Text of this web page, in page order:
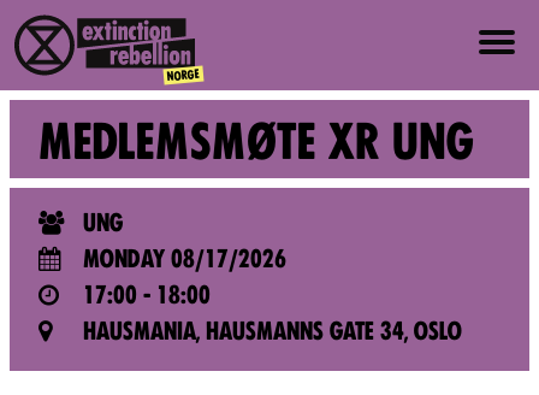
ABOUT US
ABOUT XR NORWAY
VALUES AND PRINCIPLES
JOIN
NEWS
MEDLEMSMØTE XR UNG
UNG
MONDAY 08/17/2026
17:00 - 18:00
HAUSMANIA, HAUSMANNS GATE 34, OSLO